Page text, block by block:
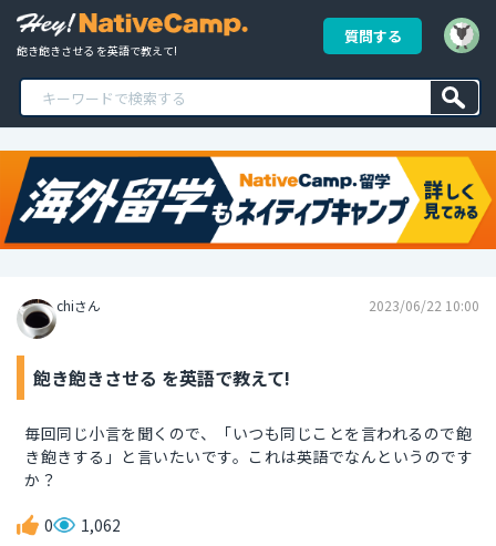
飽き飽きさせる を英語で教えて!
質問する
chiさん 2023/06/22 10:00
飽き飽きさせる を英語で教えて!
毎回同じ小言を聞くので、「いつも同じことを言われるので飽
き飽きする」と言いたいです。これは英語でなんというのです
か？
0 1,062